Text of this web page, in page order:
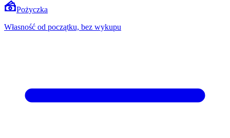
Pożyczka
Własność od początku, bez wykupu